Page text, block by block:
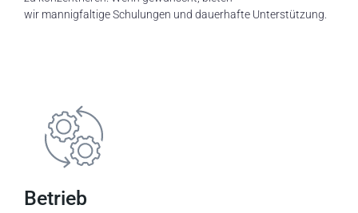
wir mannigfaltigeSchulungen und dauerhafte Unterstützung.
Betrieb